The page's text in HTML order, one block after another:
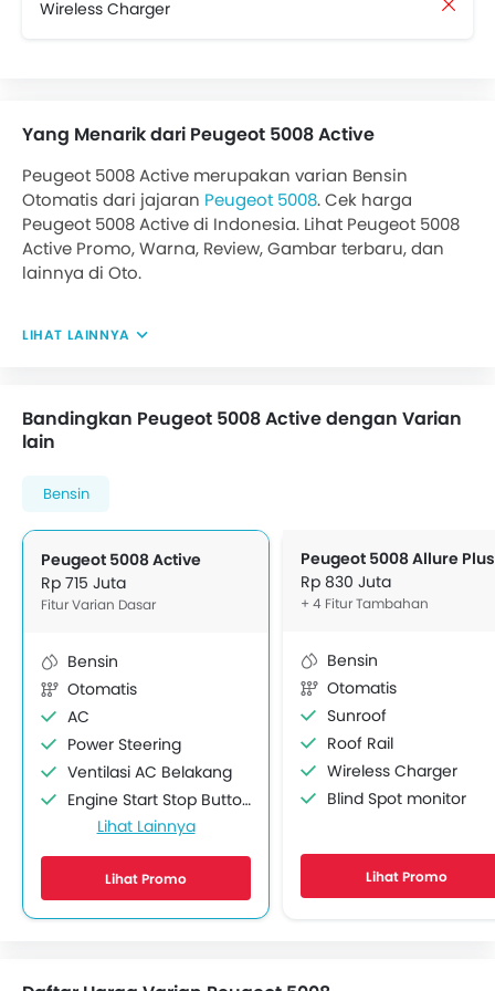
Wireless Charger
Yang Menarik dari Peugeot 5008 Active
Peugeot 5008 Active merupakan varian Bensin
Otomatis dari jajaran Peugeot 5008. Cek harga
Peugeot 5008 Active di Indonesia. Lihat Peugeot 5008
Active Promo, Warna, Review, Gambar terbaru, dan
lainnya di Oto.
LIHAT LAINNYA
Bandingkan Peugeot 5008 Active dengan Varian
lain
Bensin
Peugeot 5008 Active
Rp 715 Juta
Fitur Varian Dasar
Bensin
Otomatis
AC
Power Steering
Ventilasi AC Belakang
Engine Start Stop Button
Power Outlet
Lingkar kemudi Dengan Tombol Multi Fungsi
Radio AM/FM
Lihat Lainnya
Lihat Promo
Peugeot 5008 Allure Plus
Rp 830 Juta
+ 4 Fitur Tambahan
Bensin
Otomatis
Sunroof
Roof Rail
Wireless Charger
Blind Spot monitor
Lihat Promo